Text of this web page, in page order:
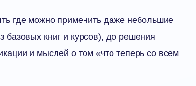
где можно применить даже небольшие
базовых книг и курсов), до решения
и мыслей о том «что теперь со всем